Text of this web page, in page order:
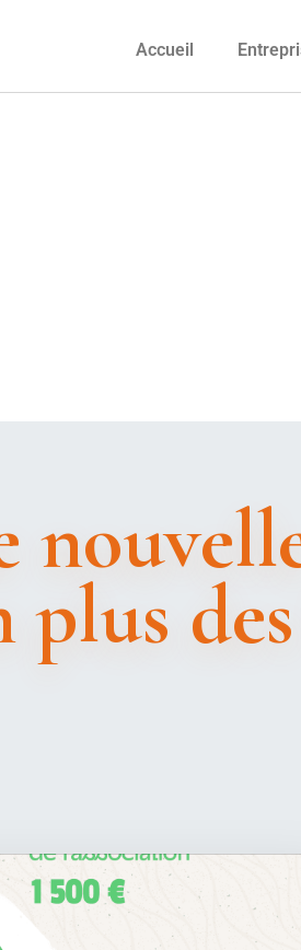
Accueil